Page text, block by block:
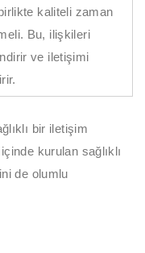
kaliteli zaman
Bu, ilişkileri
ve iletişimi
bir iletişim
kurulan sağlıklı
de olumlu